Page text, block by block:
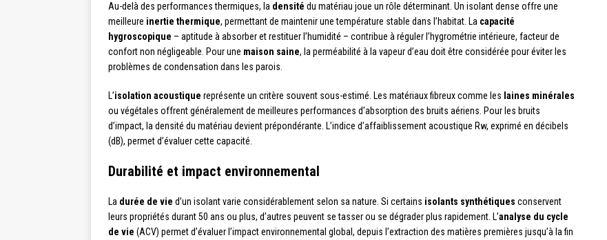
Au-delà des performances thermiques, la densité du matériau joue un rôle déterminant. Un isolant dense offre une
meilleure inertie thermique, permettant de maintenir une température stable dans l’habitat. La capacité
hygroscopique – aptitude à absorber et restituer l’humidité – contribue à réguler l’hygrométrie intérieure, facteur de
confort non négligeable. Pour une maison saine, la perméabilité à la vapeur d’eau doit être considérée pour éviter les
problèmes de condensation dans les parois.
L’isolation acoustique représente un critère souvent sous-estimé. Les matériaux fibreux comme les laines minérales
ou végétales offrent généralement de meilleures performances d’absorption des bruits aériens. Pour les bruits
d’impact, la densité du matériau devient prépondérante. L’indice d’affaiblissement acoustique Rw, exprimé en décibels
(dB), permet d’évaluer cette capacité.
Durabilité et impact environnemental
La durée de vie d’un isolant varie considérablement selon sa nature. Si certains isolants synthétiques conservent
leurs propriétés durant 50 ans ou plus, d’autres peuvent se tasser ou se dégrader plus rapidement. L’analyse du cycle
de vie (ACV) permet d’évaluer l’impact environnemental global, depuis l’extraction des matières premières jusqu’à la fin